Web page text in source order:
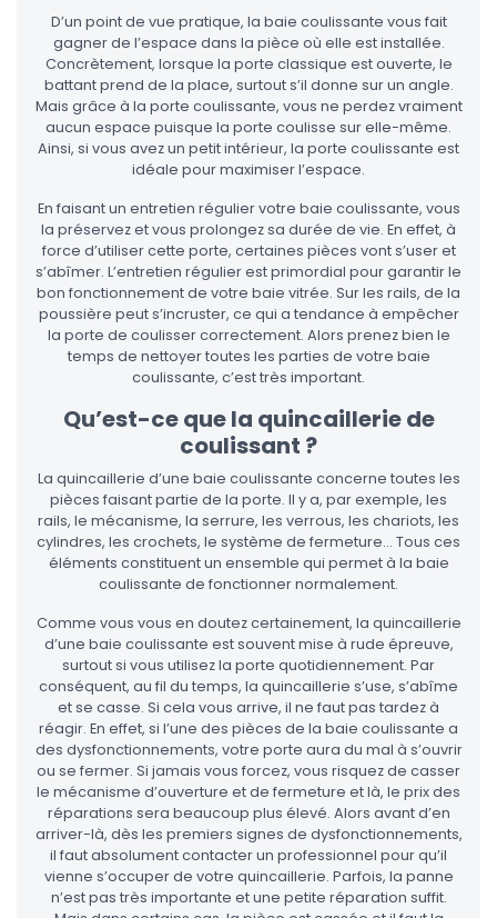
D’un point de vue pratique, la baie coulissante vous fait
gagner de l’espace dans la pièce où elle est installée.
Concrètement, lorsque la porte classique est ouverte, le
battant prend de la place, surtout s’il donne sur un angle.
Mais grâce à la porte coulissante, vous ne perdez vraiment
aucun espace puisque la porte coulisse sur elle-même.
Ainsi, si vous avez un petit intérieur, la porte coulissante est
idéale pour maximiser l’espace.
En faisant un entretien régulier votre baie coulissante, vous
la préservez et vous prolongez sa durée de vie. En effet, à
force d’utiliser cette porte, certaines pièces vont s’user et
s’abîmer. L’entretien régulier est primordial pour garantir le
bon fonctionnement de votre baie vitrée. Sur les rails, de la
poussière peut s’incruster, ce qui a tendance à empêcher
la porte de coulisser correctement. Alors prenez bien le
temps de nettoyer toutes les parties de votre baie
coulissante, c’est très important.
Qu’est-ce que la quincaillerie de
coulissant ?
La quincaillerie d’une baie coulissante concerne toutes les
pièces faisant partie de la porte. Il y a, par exemple, les
rails, le mécanisme, la serrure, les verrous, les chariots, les
cylindres, les crochets, le système de fermeture… Tous ces
éléments constituent un ensemble qui permet à la baie
coulissante de fonctionner normalement.
Comme vous vous en doutez certainement, la quincaillerie
d’une baie coulissante est souvent mise à rude épreuve,
surtout si vous utilisez la porte quotidiennement. Par
conséquent, au fil du temps, la quincaillerie s’use, s’abîme
et se casse. Si cela vous arrive, il ne faut pas tardez à
réagir. En effet, si l’une des pièces de la baie coulissante a
des dysfonctionnements, votre porte aura du mal à s’ouvrir
ou se fermer. Si jamais vous forcez, vous risquez de casser
le mécanisme d’ouverture et de fermeture et là, le prix des
réparations sera beaucoup plus élevé. Alors avant d’en
arriver-là, dès les premiers signes de dysfonctionnements,
il faut absolument contacter un professionnel pour qu’il
vienne s’occuper de votre quincaillerie. Parfois, la panne
n’est pas très importante et une petite réparation suffit.